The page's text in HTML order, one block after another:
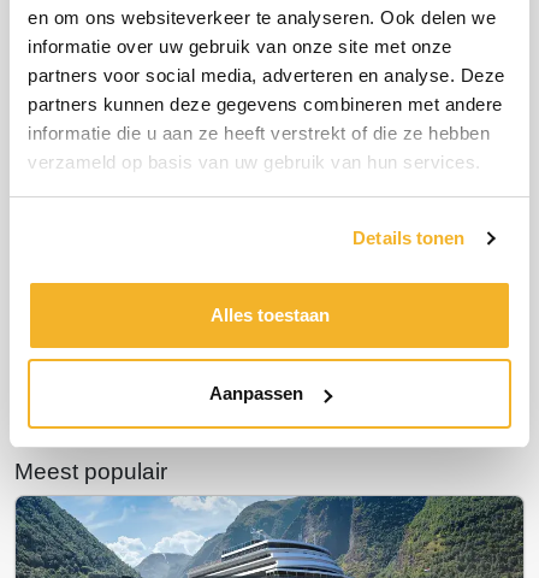
en om ons websiteverkeer te analyseren. Ook delen we
informatie over uw gebruik van onze site met onze
partners voor social media, adverteren en analyse. Deze
partners kunnen deze gegevens combineren met andere
informatie die u aan ze heeft verstrekt of die ze hebben
verzameld op basis van uw gebruik van hun services.
Details tonen
Alles toestaan
Aanpassen
spectaculaire manier doorkruist.
Oceania
Brussels Airport
Tui Excursies
Fly & Cruise Caribbean
Maak kennis met Seven Seas Prestige
Regen Seven Seas Cruises
Corendon
Barbados
Luxe winterse riviercruises
Beleef kerst vroeg dit jaar in Disneyland® Paris
Disneyland® Paris
Het beste aanbod van deze week
Profiteer van uitzonderlijke tarieven
Norwegian Cruise Line
Dit zijn je rechten.
Barcelona
Oceania Cruises
Regent Seven Seas
Meest populair